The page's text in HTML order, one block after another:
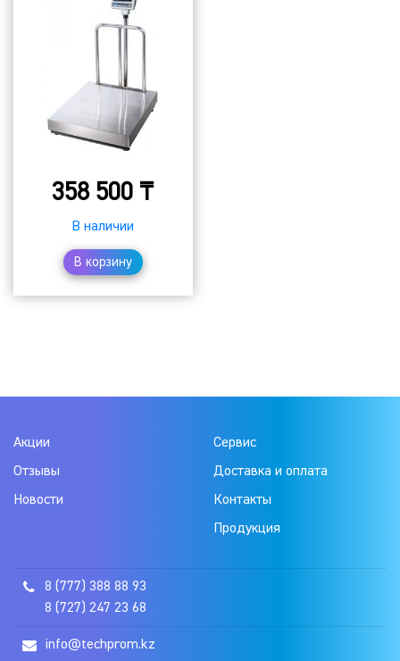
358 500 ₸
В наличии
В корзину
Акции
Отзывы
Новости
Сервис
Доставка и оплата
Контакты
Продукция
8 (777) 388 88 93
8 (727) 247 23 68
info@techprom.kz